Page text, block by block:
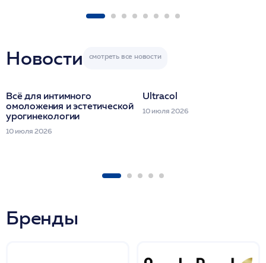
Новости
Всё для интимного
омоложения и эстетической
урогинекологии
10 июля 2026
Ultracol
10 июля 2026
Бренды